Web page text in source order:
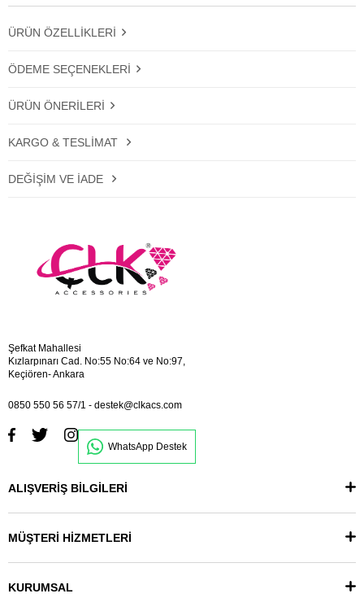
ÜRÜN ÖZELLIKLERI
ÖDEME SEÇENEKLERI
ÜRÜN ÖNERILERI
KARGO & TESLIMAT
DEĞIŞIM VE İADE
Şefkat Mahallesi
Kızlarpınarı Cad. No:55 No:64 ve No:97,
Keçiören- Ankara
0850 550 56 57/1 - destek@clkacs.com
WhatsApp Destek
ALIŞVERİŞ BİLGİLERİ
MÜŞTERİ HİZMETLERİ
KURUMSAL